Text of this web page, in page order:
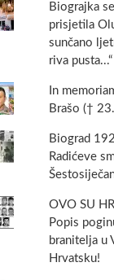
Biograjka
prisjetila
sunčano
riva pusta...“
In
Brašo (†
Biograd
Radićeve
OVO SU
Popis
branitelja u
Hrvatsku!